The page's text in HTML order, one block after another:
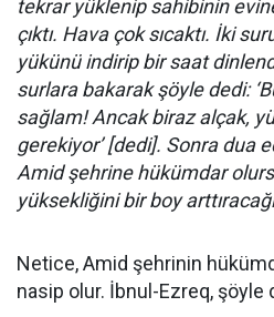
tekrar yüklenip sahibinin
çıktı. Hava çok sıcaktı. İki
yükünü indirip bir saat
surlara bakarak şöyle dedi:
sağlam! Ancak biraz alçak,
gerekiyor’ [dedi]. Sonra dua
Amid şehrine hükümdar
yüksekliğini bir boy
Netice, Amid şehrinin
nasip olur. İbnul-Ezreq, şöyle